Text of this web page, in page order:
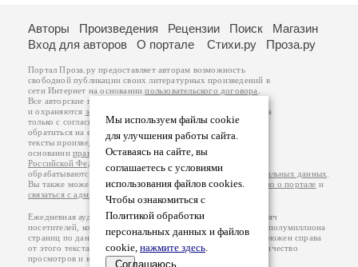
Мы используем файлы cookie
для улучшения работы сайта.
Оставаясь на сайте, вы
соглашаетесь с условиями
использования файлов cookies.
Чтобы ознакомиться с
Политикой обработки
персональных данных и файлов
cookie, нажмите здесь.
Соглашаюсь
Авторы Произведения Рецензии Поиск
Магазин
Вход для авторов
О портале Стихи.ру Проза.ру
Портал Проза.ру предоставляет авторам возможность
свободной публикации своих литературных произведений в
сети Интернет на основаниипользовательского договора
Все авторские права на произведения принадлежат авторам
и охраняются законом
. Перепечатка произведений возможна
только с согласия его автора, к которому вы можете
обратиться на его авторской странице. Ответственность за
тексты произведений авторы несут самостоятельно на
основанииправил публикацииизаконодательства
Российской Федерации
обрабатываются на основанииПолитики обработки персональных данных
Вы также можете посмотреть более подробнуюинформацию о портале и
связаться с администрацией
Ежедневная аудитория портала Проза.ру – порядка 100 тысяч
посетителей, которые в общей сумме просматривают более полумиллиона
страниц по данным счетчика посещаемости, который расположен справа
от этого текста. В каждой графе указано по две цифры: количество
просмотров и количество посетителей.